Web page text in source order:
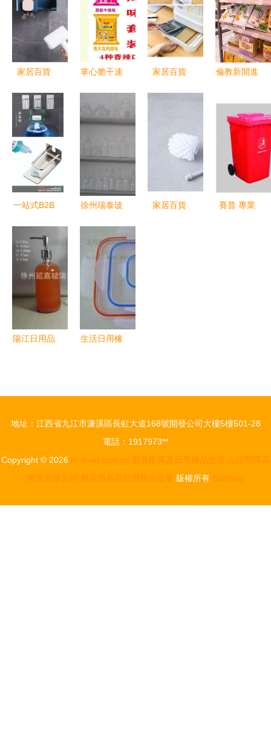
家居百貨
發商城 整
合京東、阿
里巴巴、淘
寶天貓貨源
的一站式供
應中心
掌心脆干速
紅零食新
寵，批發市
場引爆商機
家居百貨
阿里、天貓
貨源的一站
式采購中心
倫教新開進
應俱全，快
來組隊掃
貨！
一站式B2B
臺 匯聚京
東、阿里巴
巴、淘寶天
貓優質貨源
的家居百貨
采購新選擇
徐州瑞泰玻
業打造高品
質化妝品、
食品與香水
包裝解決方
案
家居百貨
賽普 專業
陽江日用品
生活日用橡
供應信息
地址：江西省九江市濂溪區長虹大道168號開發公司大樓5樓501-28
電話：1917973**
Copyright © 2026 m.drskf.com.cn 廚具衛具及日用雜品批發
九江閆擇高
商貿有限公司
廚具衛具及日用雜品批發 版權所有 Sitemap